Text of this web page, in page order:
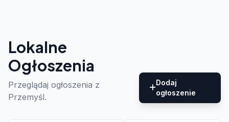
Lokalne
Ogłoszenia
Przeglądaj ogłoszenia z
Przemyśl.
Dodaj
ogłoszenie